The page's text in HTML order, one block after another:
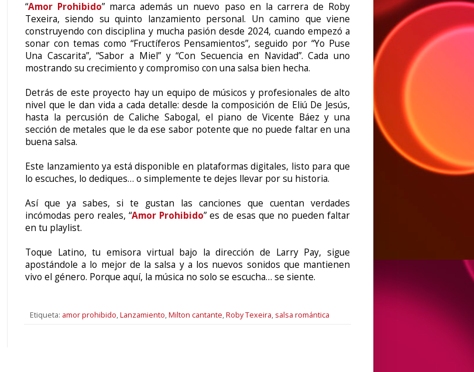
“Amor Prohibido” marca además un nuevo paso en la carrera de Roby
Texeira, siendo su quinto lanzamiento personal. Un camino que viene
construyendo con disciplina y mucha pasión desde 2024, cuando empezó a
sonar con temas como “Fructíferos Pensamientos”, seguido por “Yo Puse
Una Cascarita”, “Sabor a Miel” y “Con Secuencia en Navidad”. Cada uno
mostrando su crecimiento y compromiso con una salsa bien hecha.
Detrás de este proyecto hay un equipo de músicos y profesionales de alto
nivel que le dan vida a cada detalle: desde la composición de Eliú De Jesús,
hasta la percusión de Caliche Sabogal, el piano de Vicente Báez y una
sección de metales que le da ese sabor potente que no puede faltar en una
buena salsa.
Este lanzamiento ya está disponible en plataformas digitales, listo para que
lo escuches, lo dediques… o simplemente te dejes llevar por su historia.
Así que ya sabes, si te gustan las canciones que cuentan verdades
incómodas pero reales, “Amor Prohibido” es de esas que no pueden faltar
en tu playlist.
Toque Latino, tu emisora virtual bajo la dirección de Larry Pay, sigue
apostándole a lo mejor de la salsa y a los nuevos sonidos que mantienen
vivo el género. Porque aquí, la música no solo se escucha… se siente.
Etiqueta: amor prohibido,Lanzamiento,Milton cantante,Roby Texeira, salsa romántica